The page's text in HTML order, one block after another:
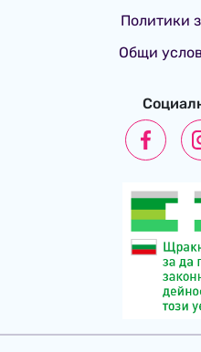
Политики
Общи